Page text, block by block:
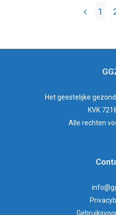
1
Hetgeestelijke
KVK
Alle rechten